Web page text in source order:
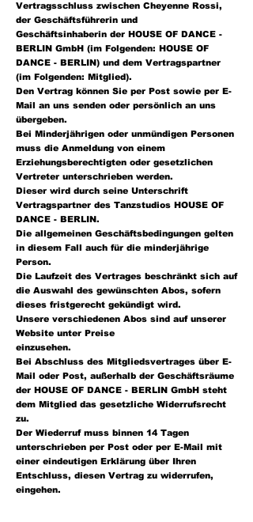
Vertragsschluss zwischen Cheyenne Rossi,
der Geschäftsführerin und
Geschäftsinhaberin der HOUSE OF DANCE -
BERLIN GmbH (im Folgenden: HOUSE OF
DANCE - BERLIN) und dem Vertragspartner
(im Folgenden: Mitglied).
Den Vertrag können Sie per Post sowie per E-
Mail an uns senden oder persönlich an uns
übergeben.
Bei Minderjährigen oder unmündigen Personen
muss die Anmeldung von einem
Erziehungsberechtigten oder gesetzlichen
Vertreter unterschrieben werden.
Dieser wird durch seine Unterschrift
Vertragspartner des Tanzstudios HOUSE OF
DANCE - BERLIN.
Die allgemeinen Geschäftsbedingungen gelten
in diesem Fall auch für die minderjährige
Person.
Die Laufzeit des Vertrages beschränkt sich auf
die Auswahl des gewünschten Abos, sofern
dieses fristgerecht gekündigt wird.
Unsere verschiedenen Abos sind auf unserer
Website unter Preise
einzusehen.
Bei Abschluss des Mitgliedsvertrages über E-
Mail oder Post, außerhalb der Geschäftsräume
der HOUSE OF DANCE - BERLIN GmbH steht
dem Mitglied das gesetzliche Widerrufsrecht
zu.
Der Wiederruf muss binnen 14 Tagen
unterschrieben per Post oder per E-Mail mit
einer eindeutigen Erklärung über Ihren
Entschluss, diesen Vertrag zu widerrufen,
eingehen.